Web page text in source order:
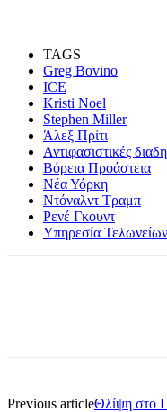
TAGS
Greg Bovino
ICE
Kristi Noel
Stephen Miller
Άλεξ Πρίτι
Αντιφασιστικές
Βόρεια Προάστεια
Νέα Υόρκη
Ντόναλντ Τραμπ
Ρενέ Γκουντ
Υπηρεσία
Previous articleΘλίψη στο